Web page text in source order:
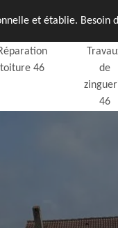
et établie. Besoin
toiture 46
de
46